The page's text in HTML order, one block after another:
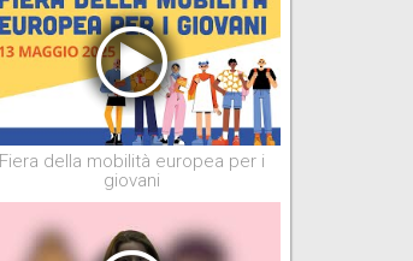
Fiera della mobilità europea per i
giovani